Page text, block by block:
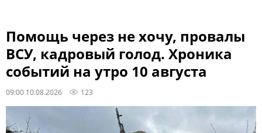
Помощь через не хочу, провалы
ВСУ, кадровый голод. Хроника
событий на утро 10 августа
09:00 10.08.2026 123